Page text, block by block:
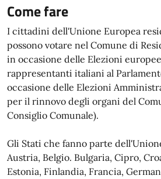
Come fare
I cittadini dell'Unione Europea
possono votare nel Comune di
in occasione delle Elezioni
rappresentanti italiani al
occasione delle Elezioni
per il rinnovo degli organi del
Consiglio Comunale).
Gli Stati che fanno parte
Austria, Belgio. Bulgaria, Cipro,
Estonia, Finlandia, Francia,